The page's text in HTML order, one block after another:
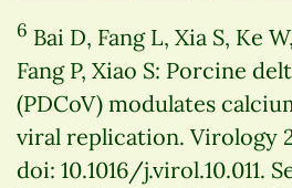
6 Bai D, Fang L, Xia S, Ke
Fang P, Xiao S: Porcine
(PDCoV) modulates
viral replication. Virology
doi: 10.1016/j.virol.10.011.